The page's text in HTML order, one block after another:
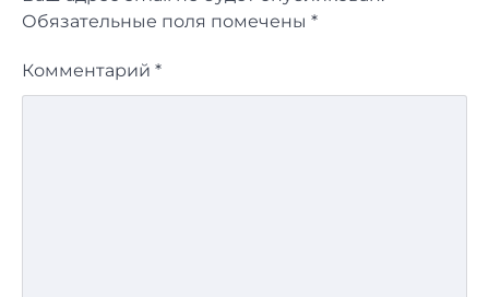
Обязательные поля помечены *
Комментарий *